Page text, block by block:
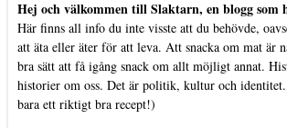
Hej och välkommen till Slaktarn, en blogg som
Här finns all info du inte visste att du behövde,
att äta eller äter för att leva. Att snacka om mat är
bra sätt att få igång snack om allt möjligt annat.
historier om oss. Det är politik, kultur och
bara ett riktigt bra recept!)